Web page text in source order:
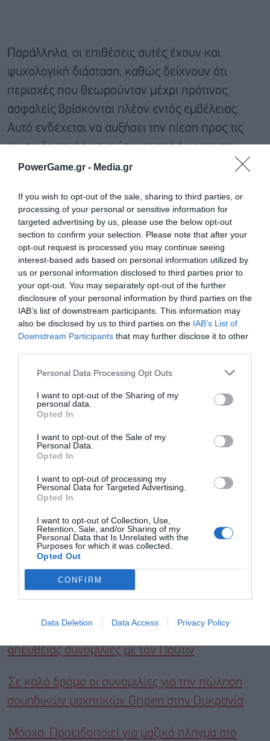
PowerGame.gr - Media.gr
If you wish to opt-out of the sale, sharing to third parties, or
processing of your personal or sensitive information for
targeted advertising by us, please use the below opt-out
section to confirm your selection. Please note that after your
opt-out request is processed you may continue seeing
interest-based ads based on personal information utilized by
us or personal information disclosed to third parties prior to
your opt-out. You may separately opt-out of the further
disclosure of your personal information by third parties on the
IAB’s list of downstream participants. This information may
also be disclosed by us to third parties on the IAB’s List of
Downstream Participants that may further disclose it to other
Personal Data Processing Opt Outs
I want to opt-out of the Sharing of my
personal data.
Opted In
I want to opt-out of the Sale of my
Personal Data.
Opted In
I want to opt-out of processing my
Personal Data for Targeted Advertising.
Opted In
I want to opt-out of Collection, Use,
Retention, Sale, and/or Sharing of my
Personal Data that Is Unrelated with the
Purposes for which it was collected.
Opted Out
CONFIRM
Data Deletion Data Access Privacy Policy
Παράλληλα, οι επιθέσεις αυτές έχουν και
ψυχολογική διάσταση, καθώς δείχνουν ότι
περιοχές που θεωρούνταν μέχρι πρότινος
ασφαλείς βρίσκονται πλέον εντός εμβέλειας.
Αυτό ενδέχεται να αυξήσει την πίεση προς τις
ρωσικές αρχές για ενίσχυση της άμυνας στο
εσωτερικό, μεταφέροντας πόρους από το
Μέχρι στιγμής δεν υπάρχει επίσημη
επιβεβαίωση από τη ρωσική πλευρά για την
έκταση των ζημιών, ενώ συχνά οι αρχές
περιορίζονται σε γενικές ανακοινώσεις περί
«απόκρουσης επιθέσεων». Ωστόσο, εικόνες και
πληροφορίες που κυκλοφορούν σε διεθνή μέσα
υποδηλώνουν ότι οι επιθέσεις έχουν πραγματικό
Διαβάστε επίσης
απευθείας συνομιλίες με τον Πούτιν
Σε καλό δρόμο οι συνομιλίες για την πώληση
σουηδικών μαχητικών Gripen στην Oυκρανία
Μόσχα: Προειδοποιεί για μαζικό πλήγμα στο
Εγγραφή στο
και την πολιτική απορρήτου